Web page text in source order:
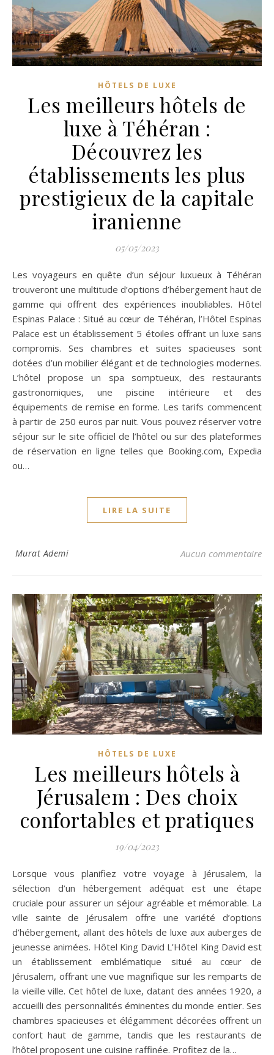
HÔTELS DE LUXE
Les meilleurs hôtels de
luxe à Téhéran :
Découvrez les
établissements les plus
prestigieux de la capitale
iranienne
05/05/2023
Les voyageurs en quête d’un séjour luxueux à Téhéran
trouveront une multitude d’options d’hébergement haut de
gamme qui offrent des expériences inoubliables. Hôtel
Espinas Palace : Situé au cœur de Téhéran, l’Hôtel Espinas
Palace est un établissement 5 étoiles offrant un luxe sans
compromis. Ses chambres et suites spacieuses sont
dotées d’un mobilier élégant et de technologies modernes.
L’hôtel propose un spa somptueux, des restaurants
gastronomiques, une piscine intérieure et des
équipements de remise en forme. Les tarifs commencent
à partir de 250 euros par nuit. Vous pouvez réserver votre
séjour sur le site officiel de l’hôtel ou sur des plateformes
de réservation en ligne telles que Booking.com, Expedia
ou…
LIRE LA SUITE
Murat Ademi Aucun commentaire
HÔTELS DE LUXE
Les meilleurs hôtels à
Jérusalem : Des choix
confortables et pratiques
19/04/2023
Lorsque vous planifiez votre voyage à Jérusalem, la
sélection d’un hébergement adéquat est une étape
cruciale pour assurer un séjour agréable et mémorable. La
ville sainte de Jérusalem offre une variété d’options
d’hébergement, allant des hôtels de luxe aux auberges de
jeunesse animées. Hôtel King David L’Hôtel King David est
un établissement emblématique situé au cœur de
Jérusalem, offrant une vue magnifique sur les remparts de
la vieille ville. Cet hôtel de luxe, datant des années 1920, a
accueilli des personnalités éminentes du monde entier. Ses
chambres spacieuses et élégamment décorées offrent un
confort haut de gamme, tandis que les restaurants de
l’hôtel proposent une cuisine raffinée. Profitez de la…